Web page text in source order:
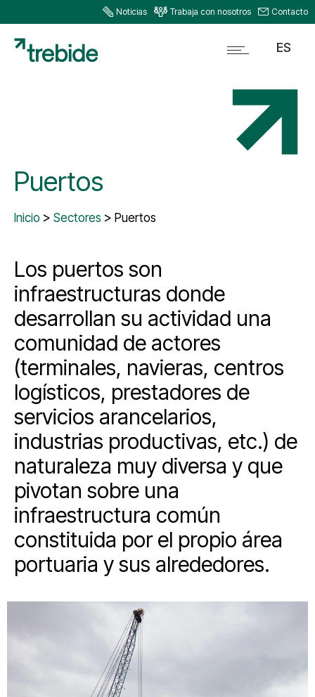
Noticias Trabaja con nosotros Contacto
ES
Puertos
Inicio Sectores Puertos
Los puertos son
infraestructuras donde
desarrollan su actividad una
comunidad de actores
(terminales, navieras, centros
logísticos, prestadores de
servicios arancelarios,
industrias productivas, etc.) de
naturaleza muy diversa y que
pivotan sobre una
infraestructura común
constituida por el propio área
portuaria y sus alrededores.